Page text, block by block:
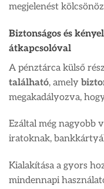
megjelenést
Biztonságos és
átkapcsolóval
A pénztárca külső
található, amely
megakadályozva,
Ezáltal még nagyobb
iratoknak,
Kialakítása a gyors
mindennapi